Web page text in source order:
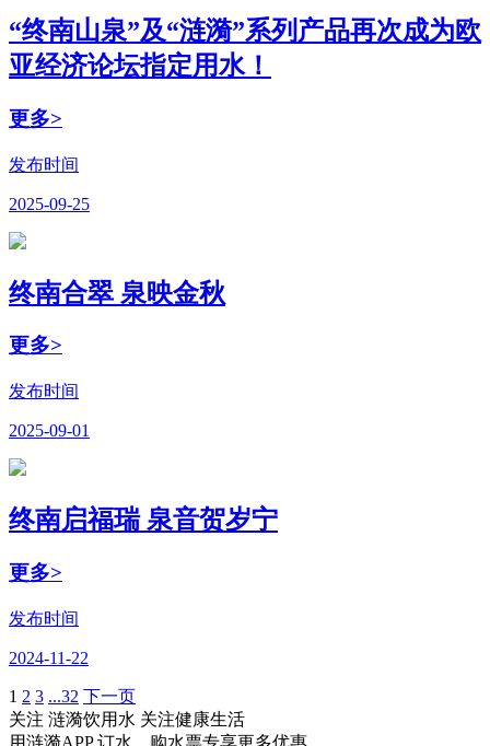
“终南山泉”及“涟漪”系列产品再次成为欧
亚经济论坛指定用水！
更多>
发布时间
2025-09-25
终南合翠 泉映金秋
更多>
发布时间
2025-09-01
终南启福瑞 泉音贺岁宁
更多>
发布时间
2024-11-22
1 2 3 ...32 下一页
关注 涟漪饮用水 关注健康生活
用涟漪APP 订水、购水票专享更多优惠